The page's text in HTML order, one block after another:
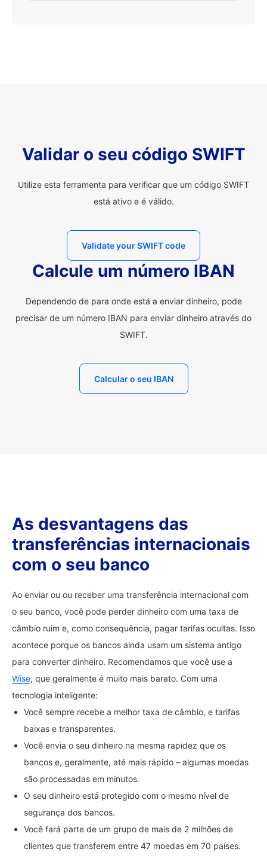
Validar o seu código SWIFT
Utilize esta ferramenta para verificar que um código SWIFT
está ativo e é válido.
Validate your SWIFT code
Calcule um número IBAN
Dependendo de para onde está a enviar dinheiro, pode
precisar de um número IBAN para enviar dinheiro através do
SWIFT.
Calcular o seu IBAN
As desvantagens das
transferências internacionais
com o seu banco
Ao enviar ou ou receber uma transferência internacional com
o seu banco, você pode perder dinheiro com uma taxa de
câmbio ruim e, como consequência, pagar tarifas ocultas. Isso
acontece porque os bancos ainda usam um sistema antigo
para converter dinheiro. Recomendamos que você use a
Wise, que geralmente é muito mais barato. Com uma
tecnologia inteligente:
Você sempre recebe a melhor taxa de câmbio, e tarifas
baixas e transparentes.
Você envia o seu dinheiro na mesma rapidez que os
bancos e, geralmente, até mais rápido – algumas moedas
são processadas em minutos.
O seu dinheiro está protegido com o mesmo nível de
segurança dos bancos.
Você fará parte de um grupo de mais de 2 milhões de
clientes que transferem entre 47 moedas em 70 países.